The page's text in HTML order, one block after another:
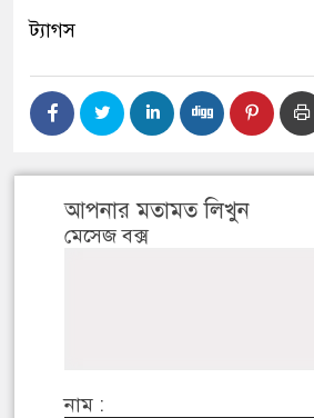
ট্যাগস
আপনার মতামত লিখুন
মেসেজ বক্স
নাম :